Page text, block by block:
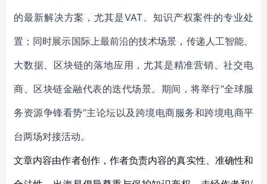
的最新解决方案，尤其是VAT、知识产权案件的专业处
置；同时展示国际上最前沿的技术场景，传递人工智能、
大数据、区块链的落地应用，尤其是精准营销、社交电
商、区块链金融代表的迭代场景。期间，将举行“全球服
务资源争锋看势”主论坛以及跨境电商服务和跨境电商平
台两场对接活动。
文章内容由作者创作，作者负责内容的真实性、准确性和